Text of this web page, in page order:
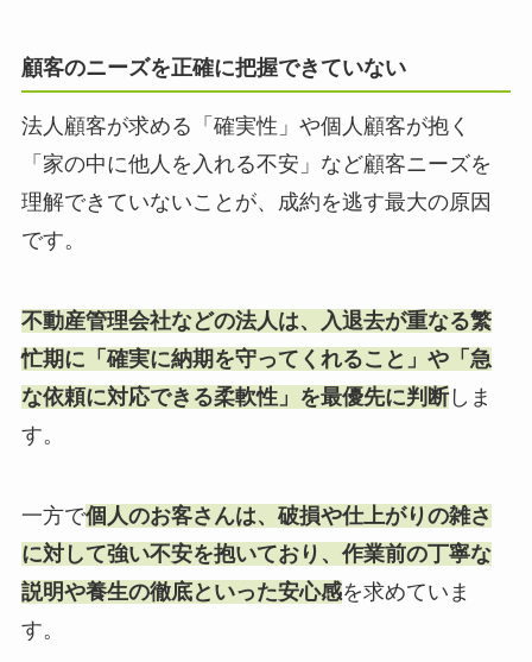
顧客のニーズを正確に把握できていない
法人顧客が求める「確実性」や個人顧客が抱く
「家の中に他人を入れる不安」など顧客ニーズを
理解できていないことが、成約を逃す最大の原因
です。
不動産管理会社などの法人は、入退去が重なる繁
忙期に「確実に納期を守ってくれること」や「急
な依頼に対応できる柔軟性」を最優先に判断しま
す。
一方で個人のお客さんは、破損や仕上がりの雑さ
に対して強い不安を抱いており、作業前の丁寧な
説明や養生の徹底といった安心感を求めていま
す。